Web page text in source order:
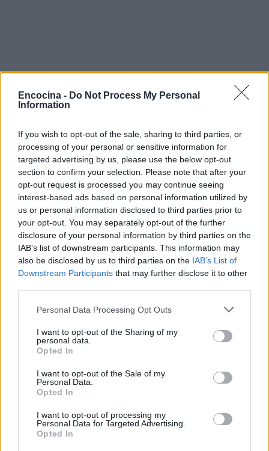
Encocina - Do Not Process My Personal
Information
If you wish to opt-out of the sale, sharing to third parties, or
processing of your personal or sensitive information for
targeted advertising by us, please use the below opt-out
section to confirm your selection. Please note that after your
opt-out request is processed you may continue seeing
interest-based ads based on personal information utilized by
us or personal information disclosed to third parties prior to
your opt-out. You may separately opt-out of the further
disclosure of your personal information by third parties on the
IAB’s list of downstream participants. This information may
also be disclosed by us to third parties on the IAB’s List of
Downstream Participants that may further disclose it to other
Please note that this website/app uses one or more Google
not limited to your visit or usage behaviour. You may click to
grant or deny consent to Google and its third-party tags to
use your data for below specified purposes in below Google
consent section.
Personal Data Processing Opt Outs
I want to opt-out of the Sharing of my
personal data.
Opted In
I want to opt-out of the Sale of my
Personal Data.
Opted In
I want to opt-out of processing my
Personal Data for Targeted Advertising.
Opted In
Sigue leyendo
CONSEJOS DE COCINA
María Vázquez · 9 Ago 2026
CONSEJOS DE COCINA